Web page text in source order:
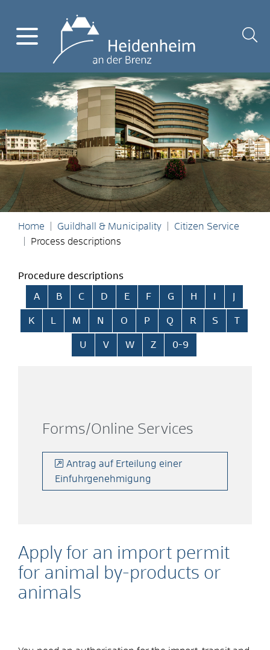
Home Guildhall & Municipality
Citizen Service
Process descriptions
Procedure descriptions
Skip alphabetical index
A B C D E F G H
K L M N O P Q R S T
U V W Z 0-9
Apply for an import permit
for animal by-products or
animals
Forms/Online Services
Antrag auf Erteilung einer
Einfuhrgenehmigung